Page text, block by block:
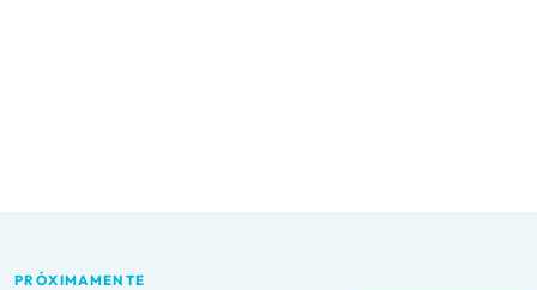
PRÓXIMAMENTE